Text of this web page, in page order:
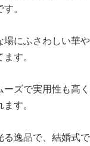
。
にふさわしい華
す。
ーズで実用性も高
す。
逸品で、結婚式